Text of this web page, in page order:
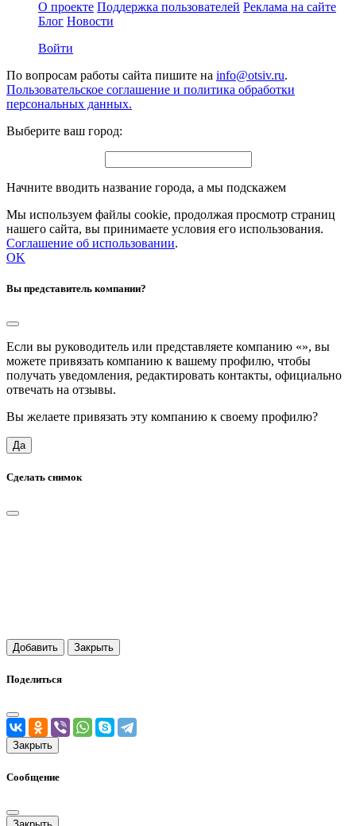
О проекте Поддержка пользователей Реклама на сайте
Блог Новости
Войти
По вопросам работы сайта пишите на info@otsiv.ru.
Пользовательское соглашение и политика обработки
персональных данных.
Выберите ваш город:
Начните вводить название города, а мы подскажем
Мы используем файлы cookie, продолжая просмотр страниц
нашего сайта, вы принимаете условия его использования.
Соглашение об использовании.
OK
Вы представитель компании?
Если вы руководитель или представляете компанию «», вы
можете привязать компанию к вашему профилю, чтобы
получать уведомления, редактировать контакты, официально
отвечать на отзывы.
Вы желаете привязать эту компанию к своему профилю?
Да
Сделать снимок
Добавить Закрыть
Поделиться
Закрыть
Сообщение